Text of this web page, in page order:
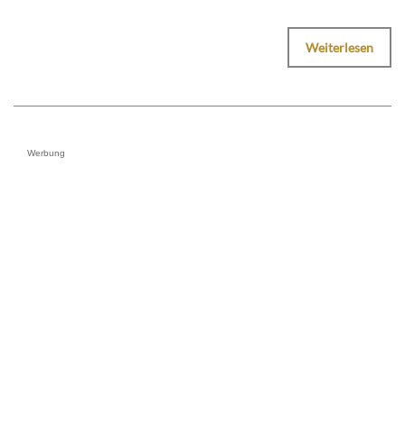
Weiterlesen
Werbung